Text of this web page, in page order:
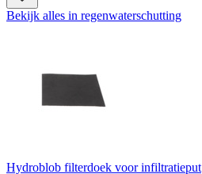
Bekijk alles in regenwaterschutting
Hydroblob filterdoek voor infiltratieput